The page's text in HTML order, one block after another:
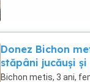
Donez Bichon
stăpâni jucăuși
Bichon metis, 3 ani,